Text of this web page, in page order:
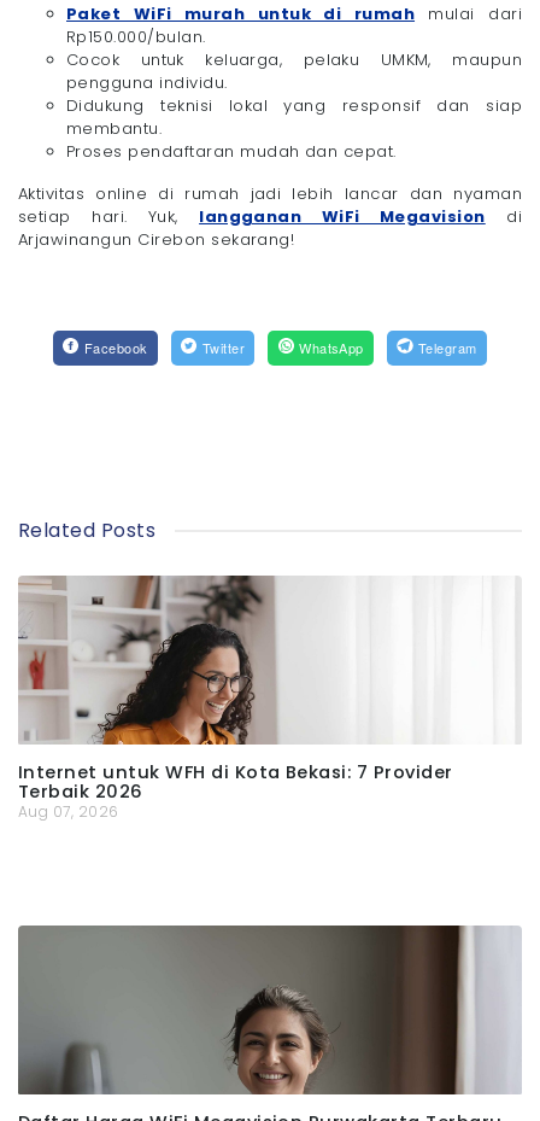
Paket WiFi murah untuk di rumah mulai dari
Rp150.000/bulan.
Cocok untuk keluarga, pelaku UMKM, maupun
pengguna individu.
Didukung teknisi lokal yang responsif dan siap
membantu.
Proses pendaftaran mudah dan cepat.
Aktivitas online di rumah jadi lebih lancar dan nyaman
setiap hari. Yuk, langganan WiFi Megavision di
Arjawinangun Cirebon sekarang!
Facebook Twitter WhatsApp Telegram
Related Posts
Internet untuk WFH di Kota Bekasi: 7 Provider
Terbaik 2026
Aug 07, 2026